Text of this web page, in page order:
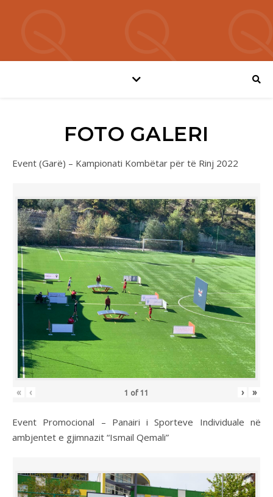
FOTO GALERI
Event (Garë) – Kampionati Kombëtar për të Rinj 2022
« ‹ 1 of 11 › »
Event Promocional – Panairi i Sporteve Individuale në
ambjentet e gjimnazit “Ismail Qemali”